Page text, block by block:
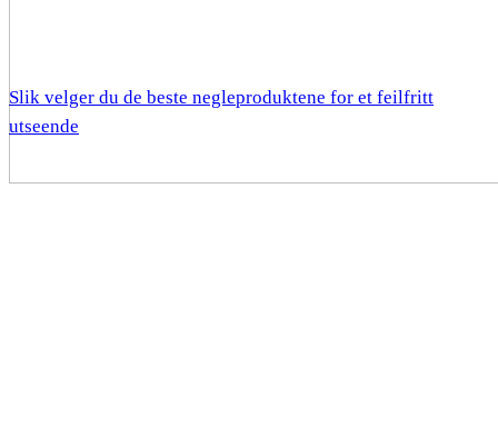
Slik velger du de beste negleproduktene for et feilfritt
utseende